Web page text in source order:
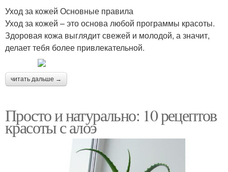
Уход за кожей Основные правила
Уход за кожей – это основа любой программы красоты.
Здоровая кожа выглядит свежей и молодой, а значит,
делает тебя более привлекательной.
читать дальше →
Просто и натурально: 10 рецептов
красоты с алоэ